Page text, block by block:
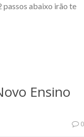
passos abaixo irão te
Ensino
0